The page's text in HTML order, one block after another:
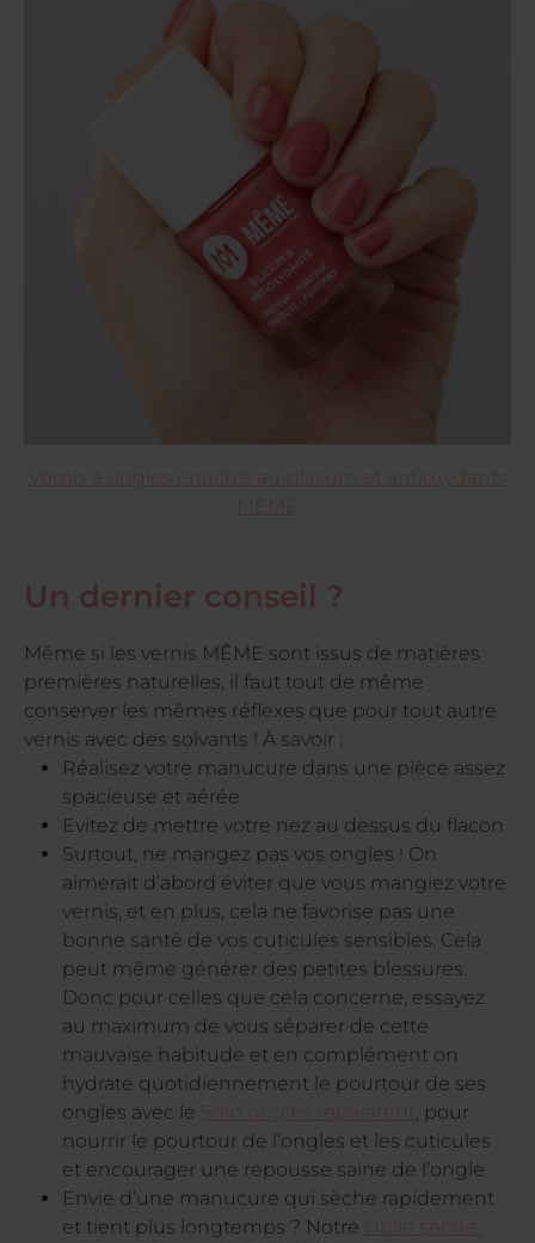
Vernis à ongles enrichis au silicium et antioxydants
Un dernier conseil ?
Même si les vernis MÊME sont issus de matières
premières naturelles, il faut tout de même
conserver les mêmes réflexes que pour tout autre
vernis avec des solvants ! À savoir :
Réalisez votre manucure dans une pièce assez
spacieuse et aérée
Evitez de mettre votre nez au dessus du flacon
Surtout, ne mangez pas vos ongles ! On
aimerait d’abord éviter que vous mangiez votre
vernis, et en plus, cela ne favorise pas une
bonne santé de vos cuticules sensibles. Cela
peut même générer des petites blessures.
Donc pour celles que cela concerne, essayez
au maximum de vous séparer de cette
mauvaise habitude et en complément on
hydrate quotidiennement le pourtour de ses
ongles avec le
Soin ongles réparateur , pour
nourrir le pourtour de l’ongles et les cuticules
et encourager une repousse saine de l’ongle
Envie d’une manucure qui sèche rapidement
et tient plus longtemps ? Notre
Huile sèche-